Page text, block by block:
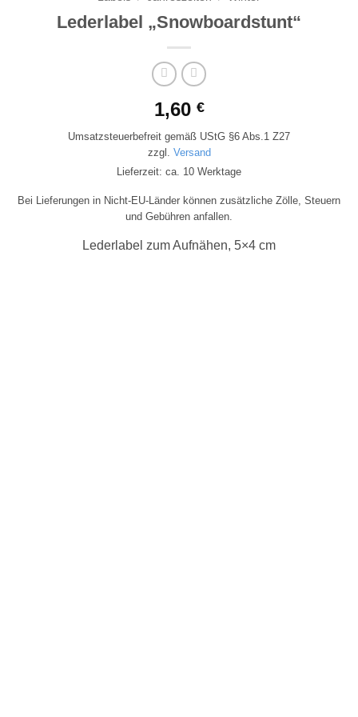
Lederlabel „Snowboardstunt“
1,60 €
Umsatzsteuerbefreit gemäß UStG §6 Abs.1 Z27
zzgl. Versand
Lieferzeit: ca. 10 Werktage
Bei Lieferungen in Nicht-EU-Länder können zusätzliche Zölle, Steuern
und Gebühren anfallen.
Lederlabel zum Aufnähen, 5×4 cm